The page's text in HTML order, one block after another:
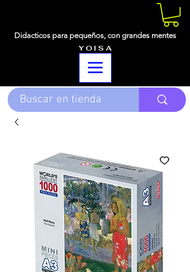
Didacticos para pequeños, con grandes mentes
Y O I S A